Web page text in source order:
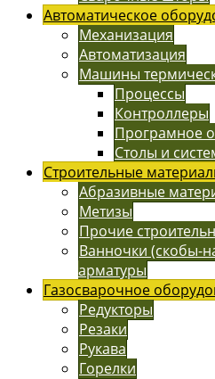
Автоматическое
Механизация
Автоматизация
Машины
Процессы
Контроллеры
Програмное
Столы и
Строительные
Абразивные
Метизы
Прочие
Ванночки (скобы-
арматуры
Газосварочное
Редукторы
Резаки
Рукава
Горелки